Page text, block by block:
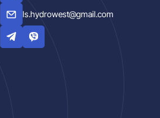
ls.hydrowest@gmail.com